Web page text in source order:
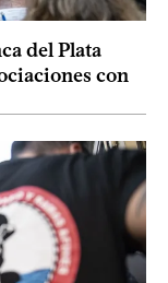
del Plata
con